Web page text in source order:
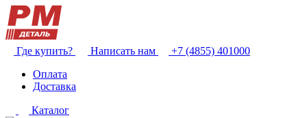
Где купить? Написать нам
+7 (4855) 401000
Оплата
Доставка
Каталог